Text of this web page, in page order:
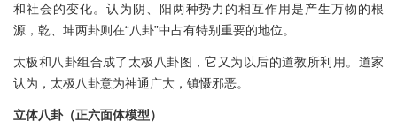
和社会的变化。认为阴、阳两种势力的相互作用是产生万物的根
源，乾、坤两卦则在“八卦”中占有特别重要的地位。
太极和八卦组合成了太极八卦图，它又为以后的道教所利用。道家
认为，太极八卦意为神通广大，镇慑邪恶。
立体八卦（正六面体模型）